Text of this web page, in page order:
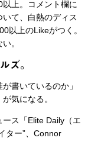
上。コメント欄に
て、白熱のディス
以上のLikeがつく。
。
ズ。
書いているのか」
が気になる。
ス「Elite Daily（エ
ター”、Connor